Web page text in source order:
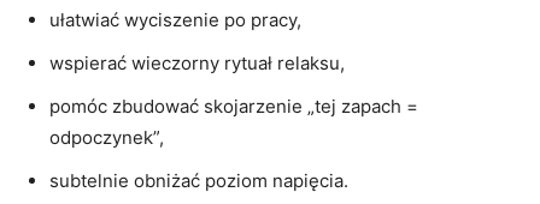
ułatwiać wyciszenie po pracy,
wspierać wieczorny rytuał relaksu,
pomóc zbudować skojarzenie „tej zapach =
odpoczynek”,
subtelnie obniżać poziom napięcia.